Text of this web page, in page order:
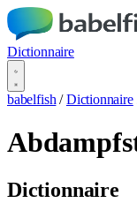
Dictionnaire
babelfish / Dictionnaire
Dictionnaire